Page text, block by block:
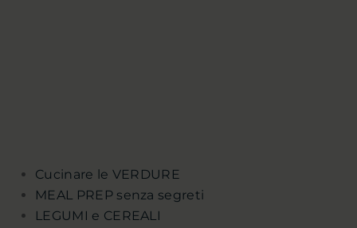
Cucinare le VERDURE
MEAL PREP senza segreti
LEGUMI e CEREALI